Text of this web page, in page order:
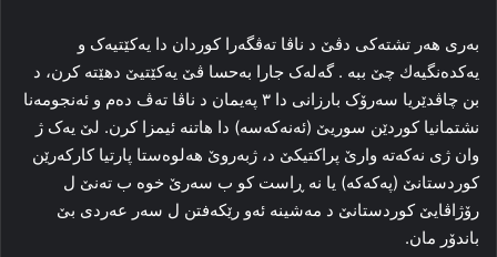
به‌ری هه‌ر تشته‌کی دڤێ د ناڤا ته‌ڤگه‌را کوردان دا یه‌کێتیه‌ک و
یەكدەنگیەك چێ ببە . گه‌له‌ک جارا به‌حسا ڤێ یه‌کێتیێ دھێتە کرن، د
بن چاڤدێریا سه‌رۆک بارزانی دا ۳ په‌یمان د ناڤا ته‌ڤ ده‌م و ئەنجومەنا
نشتمانیا كوردێن سوریێ (ئەنەکەسە) دا هاتنه‌ ئیمزا کرن. لێ یه‌ک ژ
وان ژی نەكەتە وارێ پراكتیكێ د، ژبەروێ هه‌لوه‌ستا پارتیا كاركەرێن
كوردستانێ (پەكەكە) یا نه‌ ڕاست كو ب سەرێ خوە ب تەنێ ل
رۆژاڤایێ كوردستانێ د مەشینە ئەو رێكەفتن ل سەر عەردی بێ
باندۆر مان.